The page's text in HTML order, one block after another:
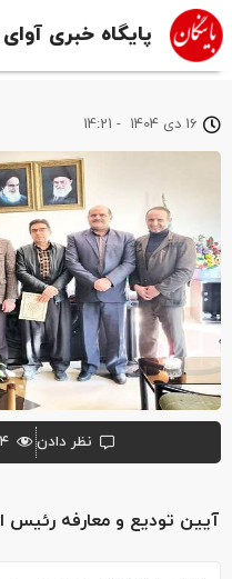
پایگاه خبری آوای
آیین تودیع و معارفه رئیس
16 دی 1404 -
14:21
نظر دادن